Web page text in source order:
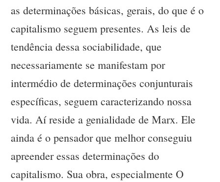
as determinações básicas, gerais, do que é o
capitalismo seguem presentes. As leis de
tendência dessa sociabilidade, que
necessariamente se manifestam por
intermédio de determinações conjunturais
específicas, seguem caracterizando nossa
vida. Aí reside a genialidade de Marx. Ele
ainda é o pensador que melhor conseguiu
apreender essas determinações do
capitalismo. Sua obra, especialmente O